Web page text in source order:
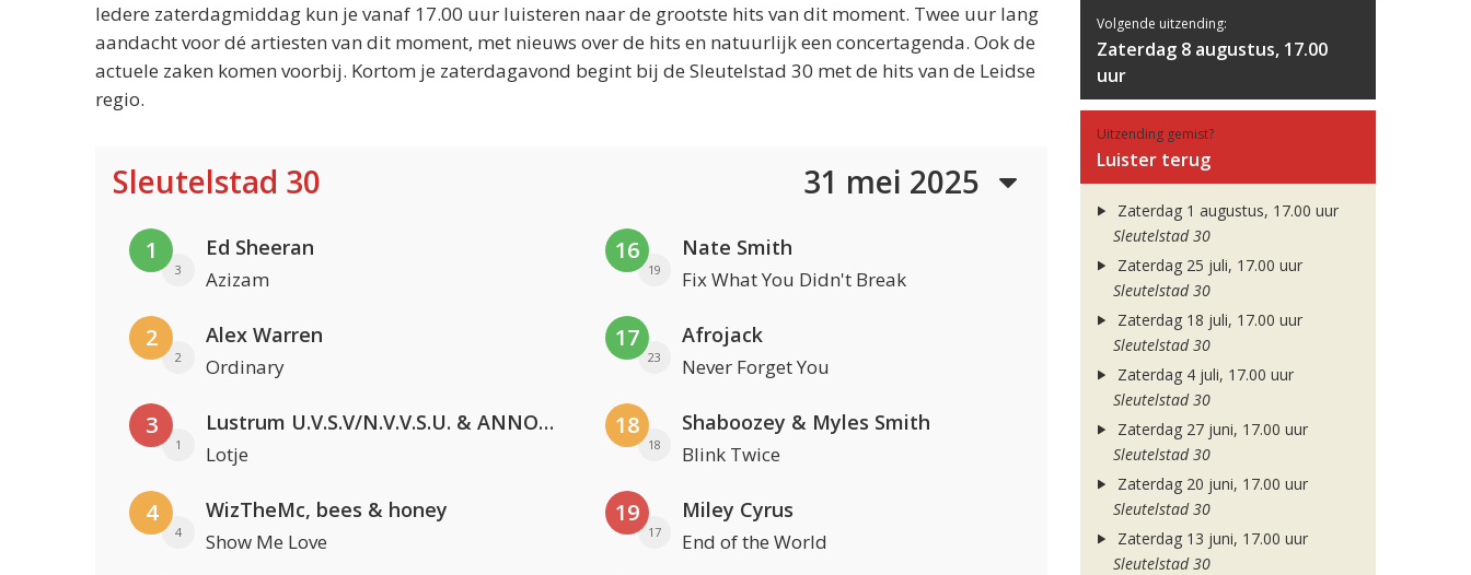
Iedere zaterdagmiddag kun je vanaf 17.00 uur luisteren naar de grootste hits van dit moment. Twee uur lang
aandacht voor dé artiesten van dit moment, met nieuws over de hits en natuurlijk een concertagenda. Ook de
actuele zaken komen voorbij. Kortom je zaterdagavond begint bij de Sleutelstad 30 met de hits van de Leidse
regio.
Sleutelstad 30 31 mei 2025
1
3
Ed Sheeran
Azizam
2
2
Alex Warren
Ordinary
3
1
Lustrum U.V.S.V/N.V.V.S.U. & ANNO ONS & Jopke van Dobbenburgh & Roeland Beelen
Lotje
4
4
WizTheMc, bees & honey
Show Me Love
16
19
Nate Smith
Fix What You Didn't Break
17
23
Afrojack
Never Forget You
18
18
Shaboozey & Myles Smith
Blink Twice
19
17
Miley Cyrus
End of the World
Volgende uitzending:
Zaterdag 8 augustus, 17.00
uur
Uitzending gemist?
Luister terug
Zaterdag 1 augustus, 17.00 uur
Sleutelstad 30
Zaterdag 25 juli, 17.00 uur
Sleutelstad 30
Zaterdag 18 juli, 17.00 uur
Sleutelstad 30
Zaterdag 4 juli, 17.00 uur
Sleutelstad 30
Zaterdag 27 juni, 17.00 uur
Sleutelstad 30
Zaterdag 20 juni, 17.00 uur
Sleutelstad 30
Zaterdag 13 juni, 17.00 uur
Sleutelstad 30